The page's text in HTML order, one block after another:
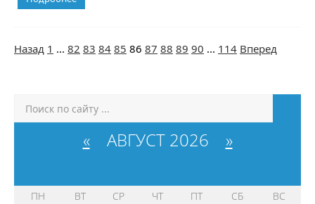
Назад 1 ... 82 83 84 85 86 87 88 89 90 ... 114 Вперед
«АВГУСТ 2026 »
ПН ВТ СР ЧТ ПТ СБ
ВС